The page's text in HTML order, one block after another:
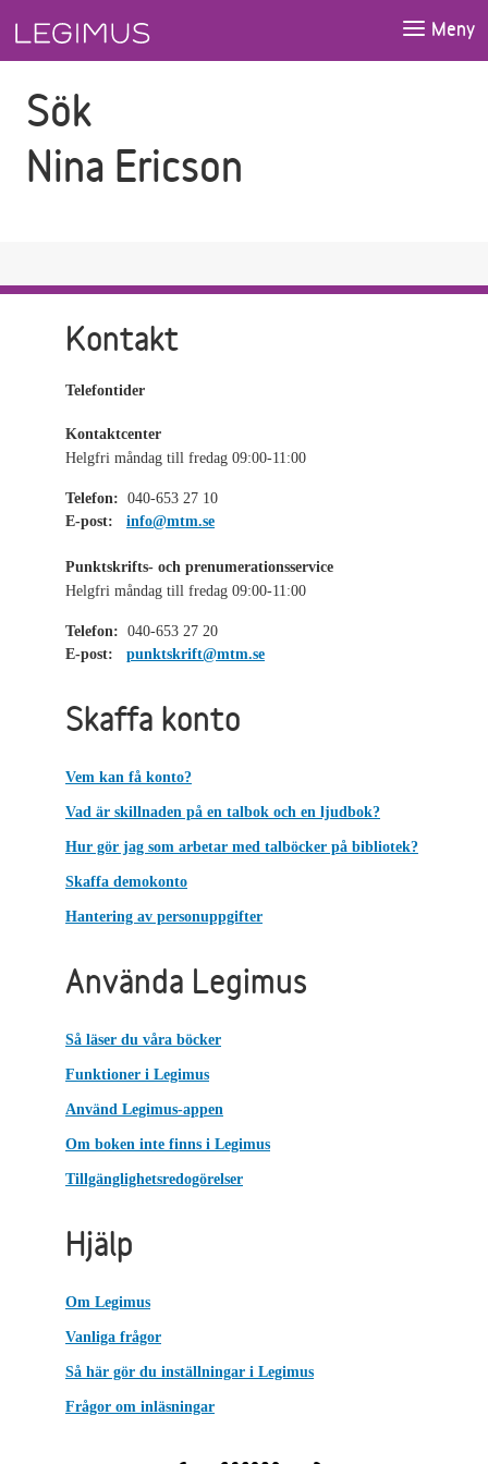
Meny
Sök
Nina Ericson
Kontakt
Telefontider
Kontaktcenter
Helgfri måndag till fredag 09:00-11:00
Telefon: 040-653 27 10
E-post:
info@mtm.se
Punktskrifts- och prenumerationsservice
Helgfri måndag till fredag 09:00-11:00
Telefon: 040-653 27 20
E-post:
punktskrift@mtm.se
Skaffa konto
Vem kan få konto?
Vad är skillnaden på en talbok och en ljudbok?
Hur gör jag som arbetar med talböcker på bibliotek?
Skaffa demokonto
Hantering av personuppgifter
Använda Legimus
Så läser du våra böcker
Funktioner i Legimus
Använd Legimus-appen
Om boken inte finns i Legimus
Tillgänglighetsredogörelser
Hjälp
Om Legimus
Vanliga frågor
Så här gör du inställningar i Legimus
Frågor om inläsningar